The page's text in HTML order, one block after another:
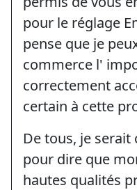
pour le réglage
pense que je
commerce l'
correctement
certain à cette
De tous, je
pour dire que
hautes qualités